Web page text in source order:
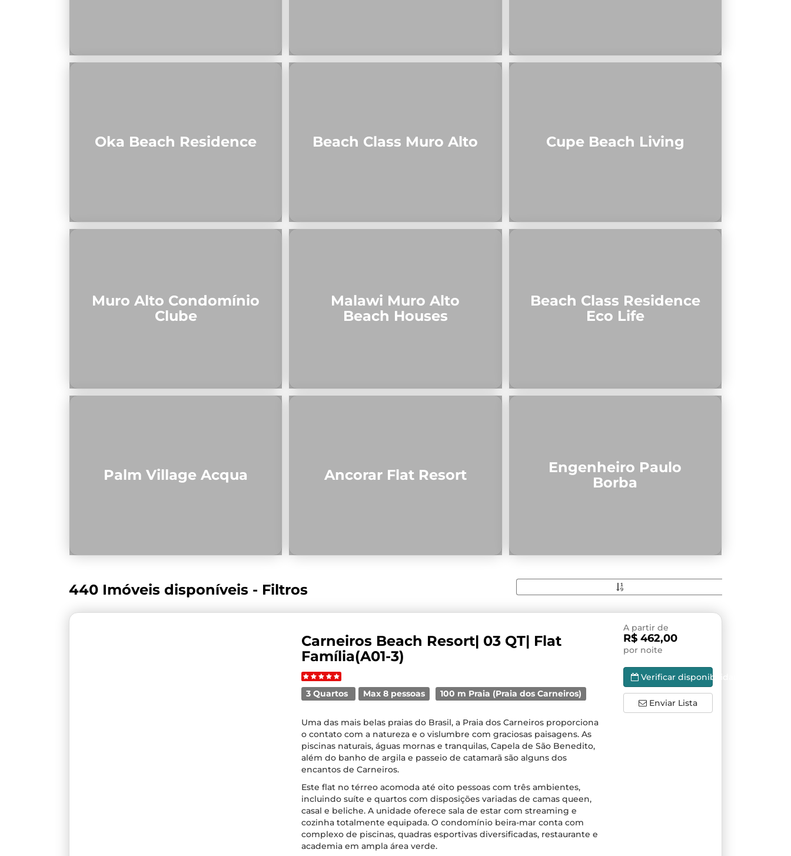
Oka Beach Residence Beach Class Muro Alto Cupe Beach Living
Muro Alto Condomínio
Clube
Malawi Muro Alto
Beach Houses
Beach Class Residence
Eco Life
Palm Village Acqua Ancorar Flat Resort
Engenheiro Paulo
Borba
440 Imóveis disponíveis - Filtros
Carneiros Beach Resort| 03 QT| Flat
Família(A01-3)
3 Quartos Max 8 pessoas 100 m Praia (Praia dos Carneiros)
Uma das mais belas praias do Brasil, a Praia dos Carneiros proporciona
o contato com a natureza e o vislumbre com graciosas paisagens. As
piscinas naturais, águas mornas e tranquilas, Capela de São Benedito,
além do banho de argila e passeio de catamarã são alguns dos
encantos de Carneiros.
Este flat no térreo acomoda até oito pessoas com três ambientes,
incluindo suíte e quartos com disposições variadas de camas queen,
casal e beliche. A unidade oferece sala de estar com streaming e
cozinha totalmente equipada. O condomínio beira-mar conta com
complexo de piscinas, quadras esportivas diversificadas, restaurante e
academia em ampla área verde.
A partir de
R$ 462,00
por noite
Verificar disponibilidade
Enviar Lista